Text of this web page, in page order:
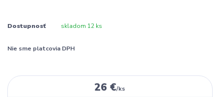
Dostupnosť skladom 12 ks
Nie sme platcovia DPH
26 €/ks